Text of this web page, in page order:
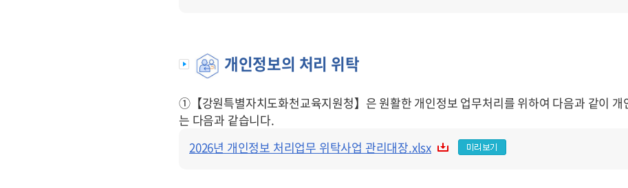
대장
개인정보의 처리 위탁
①【강원특별자치도화천교육지원청】 은 원활한 개인정보 업무처리를 위하여 다음과 같이
는 다음과 같습니다.
개인정보처리
2026년 개인정보 처리업무 위탁사업 관리대장.xlsx
2026년